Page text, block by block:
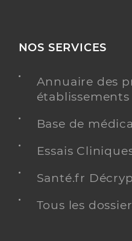
NOS SERVICES
Annuaire des
Base de
Essais
Santé.fr
Tous les